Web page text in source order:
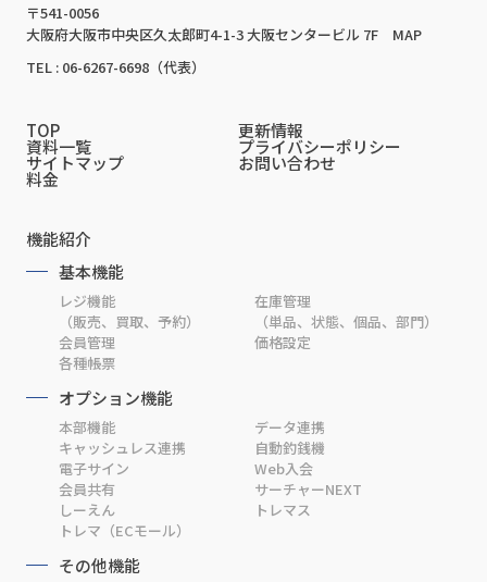
〒541-0056
大阪府大阪市中央区久太郎町4-1-3 大阪センタービル 7F
MAP
TEL : 06-6267-6698（代表）
TOP 更新情報
資料一覧 プライバシーポリシー
サイトマップ お問い合わせ
料金
機能紹介
基本機能
レジ機能
（販売、買取、予約）
在庫管理
（単品、状態、個品、部門）
会員管理
価格設定
各種帳票
オプション機能
本部機能
データ連携
キャッシュレス連携
自動釣銭機
電子サイン
Web入会
会員共有
サーチャーNEXT
しーえん
トレマス
トレマ（ECモール）
その他機能